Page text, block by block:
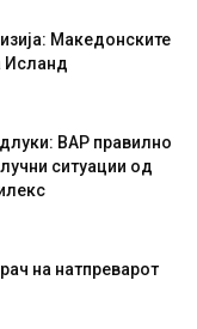
Македонските
Исланд
ВАР правилно
ситуации од
на натпреварот